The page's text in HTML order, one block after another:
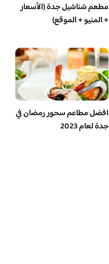
مطعم شناشيل جدة (الأسعار
+ المنيو + الموقع)
افضل مطاعم سحور رمضان في
جدة لعام 2023